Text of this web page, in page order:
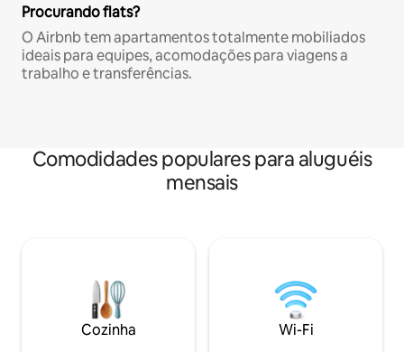
Procurando flats?
O Airbnb tem apartamentos totalmente mobiliados
ideais para equipes, acomodações para viagens a
trabalho e transferências.
Comodidades populares para aluguéis
mensais
Cozinha Wi-Fi